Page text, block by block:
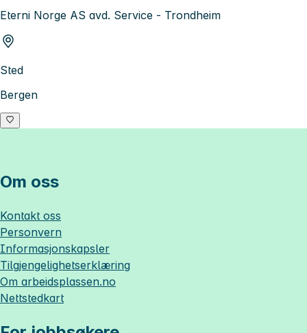
Eterni Norge AS avd. Service - Trondheim
Sted
Bergen
Om oss
Kontakt oss
Personvern
Informasjonskapsler
Tilgjengelighetserklæring
Om arbeidsplassen.no
Nettstedkart